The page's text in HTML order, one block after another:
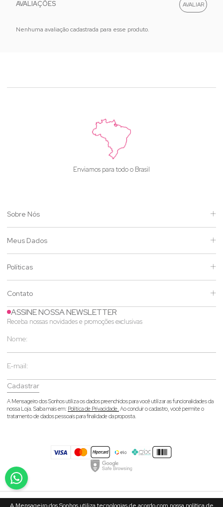
AVALIAÇÕES
Nenhuma avaliação cadastrada para esse produto.
Enviamos para todo o Brasil
Sobre Nós
Meus Dados
Políticas
Contato
ASSINE NOSSA NEWSLETTER
Receba nossas novidades e promoções exclusivas
Cadastrar
A Mensageiro dos Sonhos utiliza os dados preenchidos para você utilizar as funcionalidades da
nossa Loja. Saiba mais em: Política de Privacidade. Ao concluir o cadastro, você permite o
tratamento de dados pessoais para finalidade da proposta.